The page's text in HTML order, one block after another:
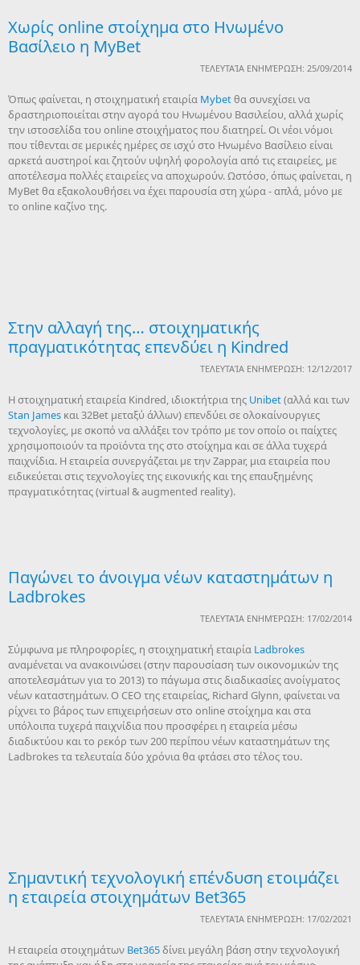
Χωρίς online στοίχημα στο Ηνωμένο
Βασίλειο η MyBet
ΤΕΛΕΥΤΑΊΑ ΕΝΗΜΈΡΩΣΗ: 25/09/2014
Όπως φαίνεται, η στοιχηματική εταιρία Mybetθα συνεχίσει να
δραστηριοποιείται στην αγορά του Ηνωμένου Βασιλείου, αλλά χωρίς
την ιστοσελίδα του online στοιχήματος που διατηρεί. Οι νέοι νόμοι
που τίθενται σε μερικές ημέρες σε ισχύ στο Ηνωμένο Βασίλειο είναι
αρκετά αυστηροί και ζητούν υψηλή φορολογία από τις εταιρείες, με
αποτέλεσμα πολλές εταιρείες να αποχωρούν. Ωστόσο, όπως φαίνεται, η
MyBet θα εξακολουθήσει να έχει παρουσία στη χώρα - απλά, μόνο με
το online καζίνο της.
Στην αλλαγή της… στοιχηματικής
πραγματικότητας επενδύει η Kindred
ΤΕΛΕΥΤΑΊΑ ΕΝΗΜΈΡΩΣΗ: 12/12/2017
Η στοιχηματική εταιρεία Kindred, ιδιοκτήτρια της Unibet(αλλά και των
Stan James και 32Bet μεταξύ άλλων) επενδύει σε ολοκαίνουργιες
τεχνολογίες, με σκοπό να αλλάξει τον τρόπο με τον οποίο οι παίχτες
χρησιμοποιούν τα προϊόντα της στο στοίχημα και σε άλλα τυχερά
παιχνίδια. Η εταιρεία συνεργάζεται με την Zappar, μια εταιρεία που
ειδικεύεται στις τεχνολογίες της εικονικής και της επαυξημένης
πραγματικότητας (virtual & augmented reality).
Παγώνει το άνοιγμα νέων καταστημάτων η
Ladbrokes
ΤΕΛΕΥΤΑΊΑ ΕΝΗΜΈΡΩΣΗ: 17/02/2014
Σύμφωνα με πληροφορίες, η στοιχηματική εταιρία Ladbrokes
αναμένεται να ανακοινώσει (στην παρουσίαση των οικονομικών της
αποτελεσμάτων για το 2013) το πάγωμα στις διαδικασίες ανοίγματος
νέων καταστημάτων. Ο CEO της εταιρείας, Richard Glynn, φαίνεται να
ρίχνει το βάρος των επιχειρήσεων στο online στοίχημα και στα
υπόλοιπα τυχερά παιχνίδια που προσφέρει η εταιρεία μέσω
διαδικτύου και το ρεκόρ των 200 περίπου νέων καταστημάτων της
Ladbrokes τα τελευταία δύο χρόνια θα φτάσει στο τέλος του.
Σημαντική τεχνολογική επένδυση ετοιμάζει
η εταιρεία στοιχημάτων Bet365
ΤΕΛΕΥΤΑΊΑ ΕΝΗΜΈΡΩΣΗ: 17/02/2021
Η εταιρεία στοιχημάτων Bet365δίνει μεγάλη βάση στην τεχνολογική